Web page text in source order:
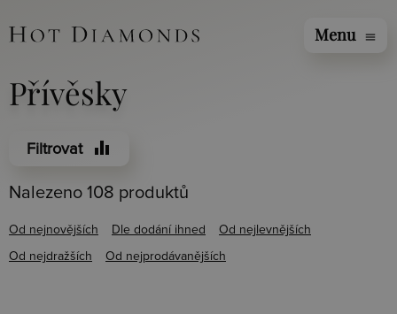
Menu menu
Přívěsky
Filtrovat equalizer
Nalezeno 108 produktů
Od nejnovějších Dle dodání ihned Od nejlevnějších
Od nejdražších Od nejprodávanějších